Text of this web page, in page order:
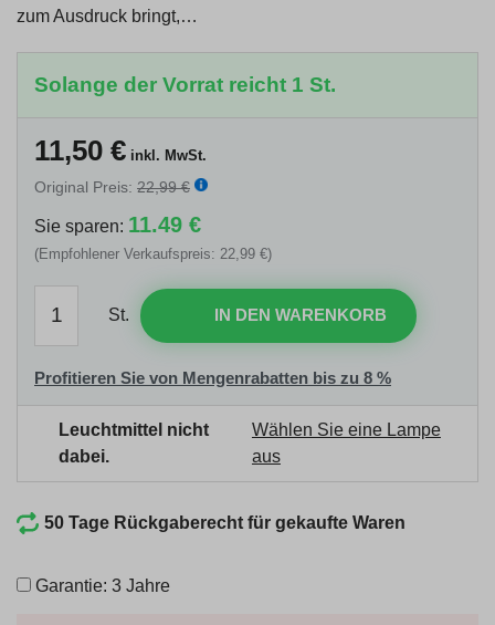
zum Ausdruck bringt,…
Solange der Vorrat reicht 1 St.
11,50 € inkl. MwSt.
Original Preis: 22,99 €
Sie sparen: 11.49 €
(Empfohlener Verkaufspreis: 22,99 €)
St. IN DEN WARENKORB
Profitieren Sie von Mengenrabatten bis zu 8 %
Leuchtmittel nicht
dabei.
Wählen Sie eine Lampe
aus
50 Tage Rückgaberecht für gekaufte Waren
Garantie: 3 Jahre